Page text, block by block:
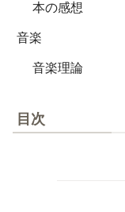
本の感想
音楽
音楽理論
目次